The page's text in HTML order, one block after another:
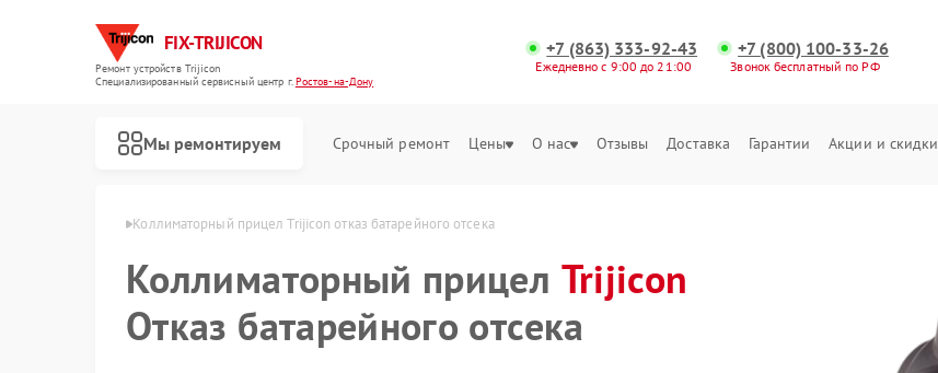
FIX-TRIJICON
Ремонт устройств Trijicon
Специализированный cервисный центр г.Ростов-на-Дону
+7 (863) 333-92-43
Ежедневно с 9:00 до 21:00
+7 (800) 100-33-26
Звонок бесплатный по РФ
Мы ремонтируем Срочный ремонт Цены О нас Отзывы Доставка Гарантии Акции и скидки
в Ростове-на-Дону Коллиматорный прицел Trijicon отказ батарейного отсека
Коллиматорный прицел Trijicon
Отказ батарейного отсека